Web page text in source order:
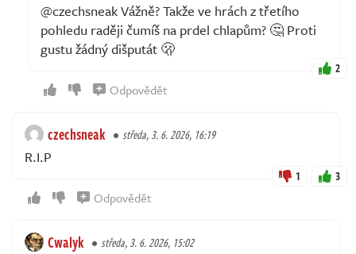
@czechsneak Vážně? Takže ve hrách z třetího
pohledu raději čumíš na prdel chlapům? 🤔 Proti
gustu žádný dišputát 🫢
2
Odpovědět
czechsneak středa, 3. 6. 2026, 16:19
R.I.P
1 3
Odpovědět
Cwalyk středa, 3. 6. 2026, 15:02